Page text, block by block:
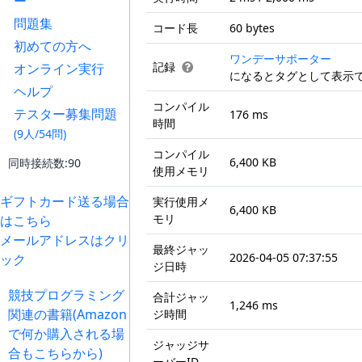
問題集
初めての方へ
オンライン実行
ヘルプ
テスター募集問題
(9人/54問)
同時接続数:90
ギフトカード送る場合
はこちら
メールアドレスはクリ
ック
競技プログラミング
関連の書籍(Amazon
で何か購入される場
合もこちらから)
コード長
60 bytes
記録
ワンデーサポーター
になるとタグとして表示
コンパイル
時間
176 ms
コンパイル
使用メモリ
6,400 KB
実行使用メ
モリ
6,400 KB
最終ジャッ
ジ日時
2026-04-05 07:37:55
合計ジャッ
ジ時間
1,246 ms
ジャッジサ